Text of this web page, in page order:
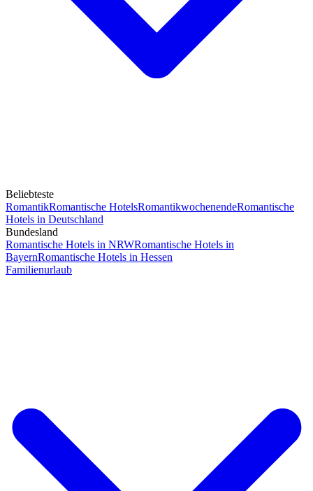
Beliebteste
RomantikRomantische HotelsRomantikwochenendeRomantische
Hotels in Deutschland
Bundesland
Romantische Hotels in NRWRomantische Hotels in
BayernRomantische Hotels in Hessen
Familienurlaub